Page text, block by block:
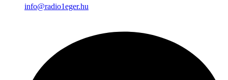
info@radio1eger.hu